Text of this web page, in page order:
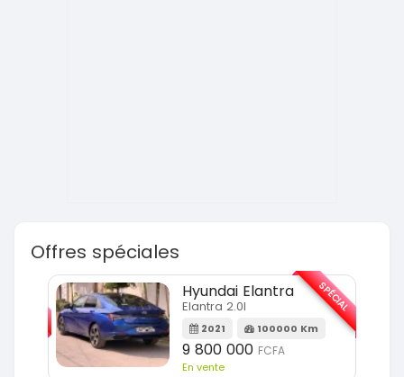
Offres spéciales
Hyundai Elantra
Elantra 2.0l
2021 100000 Km
9 800 000 FCFA
En vente
SPÉCIAL